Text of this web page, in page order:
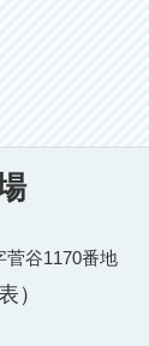
菅谷1170番地
）